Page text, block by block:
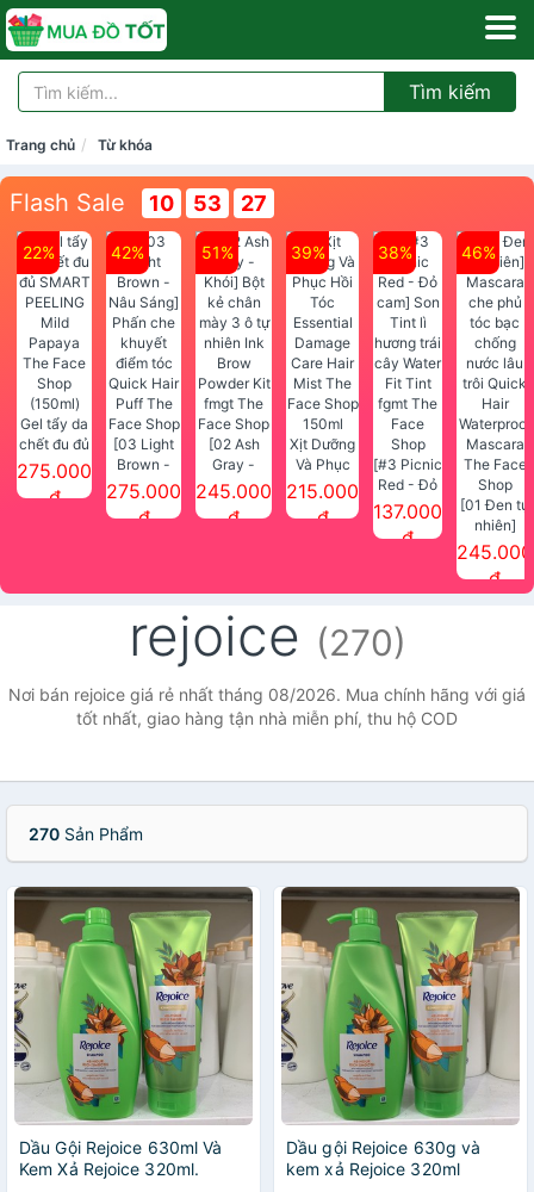
Tìm kiếm
Trang chủ Từ khóa
Flash Sale 10 53 26
22%
Gel tẩy da
chết đu đủ
SMART
PEELING
275.000
đ
42%
[03 Light
Brown -
Nâu Sáng]
Phấn che
275.000
đ
51%
[02 Ash
Gray -
Khói] Bột
kẻ chân
Face Shop
245.000
đ
39%
Xịt Dưỡng
Và Phục
Hồi Tóc
Essential
215.000
đ
38%
[#3 Picnic
Red - Đỏ
cam] Son
Face
Shop
137.000
đ
46%
[01 Đen tự
nhiên]
Mascara
che phủ
Waterproof
Mascara
245.000
đ
rejoice (270)
Nơi bán rejoice giá rẻ nhất tháng 08/2026. Mua chính hãng với giá
tốt nhất, giao hàng tận nhà miễn phí, thu hộ COD
270 Sản Phẩm
Dầu Gội Rejoice 630ml Và
Kem Xả Rejoice 320ml.
Dầu gội Rejoice 630g và
kem xả Rejoice 320ml